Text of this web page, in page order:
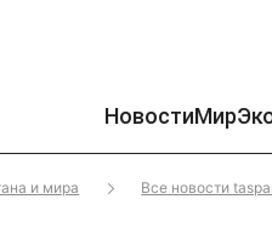
НовостиМир
и мира Все новости